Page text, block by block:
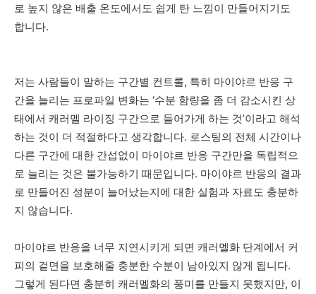
로 높지 않은 배출 온도에서도 쉽게 탄 느낌이 만들어지기도
합니다.
저는 사람들이 말하는 구간별 컨트롤, 특히 마이야르 반응 구
간을 늘리는 프로파일 변화는 ‘수분 함량을 좀 더 감소시킨 상
태에서 캐러멜 라이징 구간으로 들어가게 하는 것’이라고 해석
하는 것이 더 적절하다고 생각합니다. 로스팅의 전체 시간이나
다른 구간에 대한 간섭없이 마이야르 반응 구간만을 독립적으
로 늘리는 것은 불가능하기 때문입니다. 마이야르 반응의 결과
로 만들어진 성분이 늘어났는지에 대한 실험과 자료도 충분하
지 않습니다.
마이야르 반응을 너무 지연시키게 되면 캐러멜화 단계에서 커
피의 겉면을 보호해줄 충분한 수분이 남아있지 않게 됩니다.
그렇게 된다면 충분히 캐러멜화의 풍미를 만들지 못했지만, 이